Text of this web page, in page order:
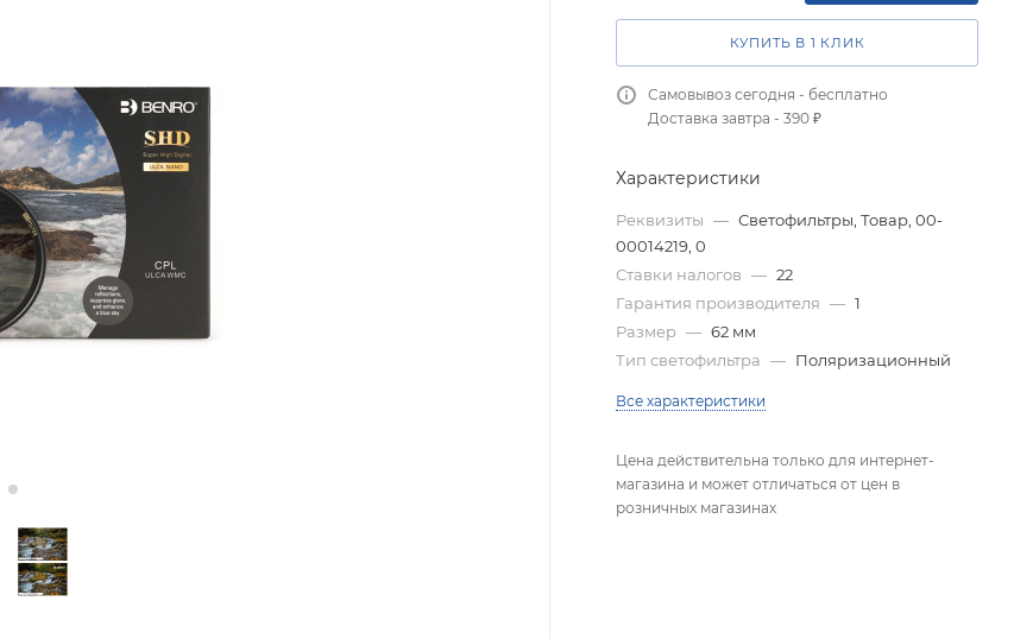
КУПИТЬ В 1 КЛИК
Самовывоз сегодня - бесплатно
Доставка завтра - 390 ₽
Характеристики
Реквизиты — Светофильтры, Товар, 00-
00014219, 0
Ставки налогов — 22
Гарантия производителя — 1
Размер — 62 мм
Тип светофильтра — Поляризационный
Все характеристики
Цена действительна только для интернет-
магазина и может отличаться от цен в
розничных магазинах